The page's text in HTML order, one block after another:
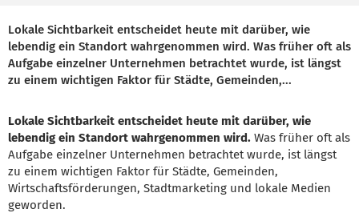
Lokale Sichtbarkeit entscheidet heute mit darüber, wie
lebendig ein Standort wahrgenommen wird. Was früher oft als
Aufgabe einzelner Unternehmen betrachtet wurde, ist längst
zu einem wichtigen Faktor für Städte, Gemeinden,...
Lokale Sichtbarkeit entscheidet heute mit darüber, wie
lebendig ein Standort wahrgenommen wird. Was früher oft als
Aufgabe einzelner Unternehmen betrachtet wurde, ist längst
zu einem wichtigen Faktor für Städte, Gemeinden,
Wirtschaftsförderungen, Stadtmarketing und lokale Medien
geworden.